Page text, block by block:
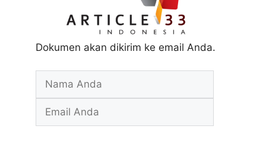
Dokumen akan dikirim ke email Anda.